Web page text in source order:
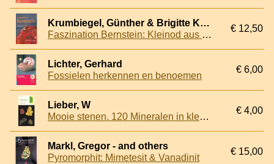
Krumbiegel, Günther & Brigitte Krumbiegel
Faszination Bernstein: Kleinod aus der Wunderkammer der Natur
€ 12,50
Lichter, Gerhard
Fossielen herkennen en benoemen
€ 6,00
Lieber, W
Mooie stenen. 120 Mineralen in kleuren
€ 4,00
Markl, Gregor - and others
Pyromorphit: Mimetesit & Vanadinit
€ 15,00